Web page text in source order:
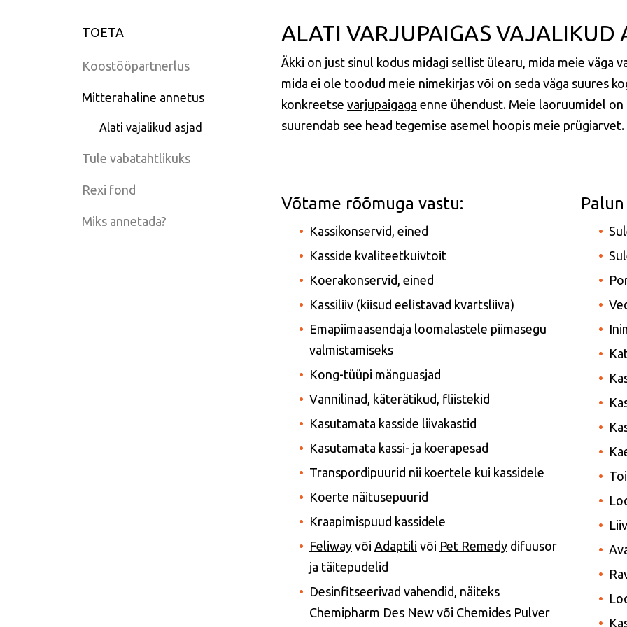
TOETA
Koostööpartnerlus
Mitterahaline annetus
Alati vajalikud asjad
Tule vabatahtlikuks
Rexi fond
Miks annetada?
ALATI VARJUPAIGAS VAJALIKUD
Äkki on just sinul kodus midagi sellist ülearu, mida meie väga
mida ei ole toodud meie nimekirjas või on seda väga suures
konkreetse varjupaigaga enne ühendust. Meie laoruumidel on
suurendab see head tegemise asemel hoopis meie prügiarvet.
Võtame rõõmuga vastu:
Kassikonservid, eined
Kasside kvaliteetkuivtoit
Koerakonservid, eined
Kassiliiv (kiisud eelistavad kvartsliiva)
Emapiimaasendaja loomalastele piimasegu
valmistamiseks
Kong-tüüpi mänguasjad
Vannilinad, käterätikud, fliistekid
Kasutamata kasside liivakastid
Kasutamata kassi- ja koerapesad
Transpordipuurid nii koertele kui kassidele
Koerte näitusepuurid
Kraapimispuud kassidele
Feliway või Adaptili või Pet Remedy difuusor
ja täitepudelid
Desinfitseerivad vahendid, näiteks
Chemipharm Des New või Chemides Pulver